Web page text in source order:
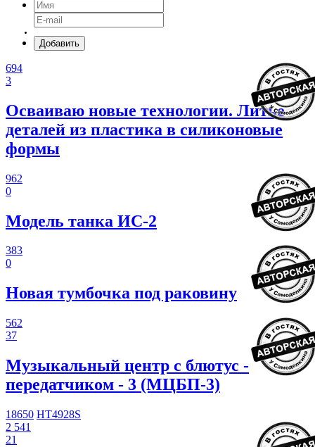
Добавить
694
3
Осваиваю новые технологии. Литье
деталей из пластика в силиконовые
формы
962
0
Модель танка ИС-2
383
0
Новая тумбочка под раковину
562
37
Музыкальный центр с блютус -
передатчиком - 3 (МЦБП-3)
18650 HT4928S
2 541
21